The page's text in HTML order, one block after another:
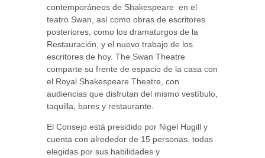
contemporáneos de Shakespeare en el
teatro Swan, así como obras de escritores
posteriores, como los dramaturgos de la
Restauración, y el nuevo trabajo de los
escritores de hoy. The Swan Theatre
comparte su frente de espacio de la casa con
el Royal Shakespeare Theatre, con
audiencias que disfrutan del mismo vestíbulo,
taquilla, bares y restaurante.
El Consejo está presidido por Nigel Hugill y
cuenta con alrededor de 15 personas, todas
elegidas por sus habilidades y